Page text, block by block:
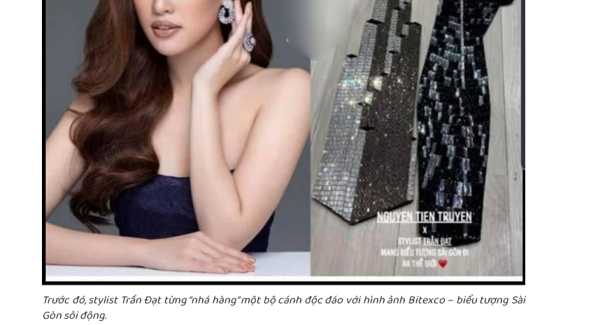
Trước đó, stylist Trần Đạt từng “nhá hàng” một bộ cánh độc đáo với hình ảnh Bitexco – biểu tượng Sài
Gòn sôi động.